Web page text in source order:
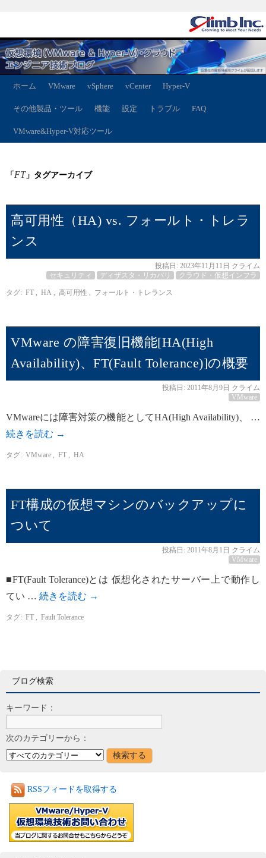
ホーム VMware vSphere vCenter Hyper-V
その他製品・ツール 機能 設定 トラブル FAQ
VMware&Hyper-V対応ツール
「FT」タグアーカイブ
高可用性（HA) vs. フォールト・トレラ
ンス
投稿日: 2023年11月11日 クライム
セキュリティ
ディザスタ・リカバリ クラウド・仮想インフラ
タグ: FT HA 高可用性 フォールト・トレランス
VMware の障害復旧機能[HA(High
Availability)、FT(Fault Tolerance)]の概要
投稿日: 2011年8月9日 クライム
VMware
VMwareには障害対策の機能としてHA(High Availability)、 …
続きを読む →
タグ: VMware FT HA
FT構成の仮想マシンのバックアップに
ついて
投稿日: 2011年8月1日 クライム
VMware
■FT(Fault Tolerance)とは 仮想化されたサーバー上で動作し
てい … 続きを読む →
タグ: FT Fault Tolerance
ブログ検索
キーワード：
次のカテゴリーから：
RSSフィードを取得する